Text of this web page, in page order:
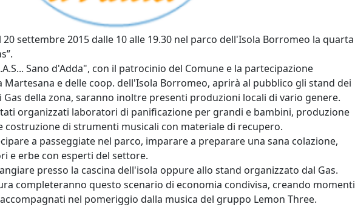
20 settembre 2015 dalle 10 alle 19.30 nel parco dell'Isola Borromeo la quarta
Sano d'Adda", con il patrocinio del Comune e la partecipazione
Martesana e delle coop. dell'Isola Borromeo, aprirà al pubblico gli stand dei
della zona, saranno inoltre presenti produzioni locali di vario genere.
organizzati laboratori di panificazione per grandi e bambini, produzione
di strumenti musicali con materiale di recupero.
a passeggiate nel parco, imparare a preparare una sana colazione,
e erbe con esperti del settore.
presso la cascina dell'isola oppure allo stand organizzato dal Gas.
completeranno questo scenario di economia condivisa, creando momenti
nel pomeriggio dalla musica del gruppo Lemon Three.